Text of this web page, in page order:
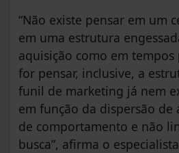
“Não existe pensar em um
em uma estrutura
aquisição como em tempos
for pensar, inclusive, a
funil de marketing já nem
em função da dispersão de
de comportamento e não
busca”, afirma o